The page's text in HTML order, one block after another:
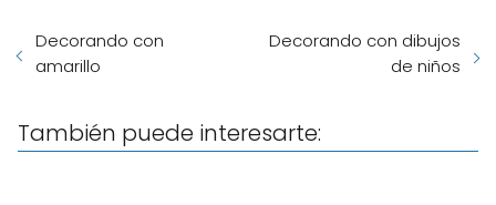
Decorando con
amarillo
Decorando con dibujos
de niños
También puede interesarte: